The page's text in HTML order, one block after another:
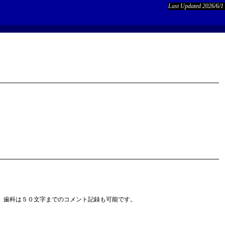
Last Updated 2026/6/1
科は５０文字までのコメント記録も可能です。